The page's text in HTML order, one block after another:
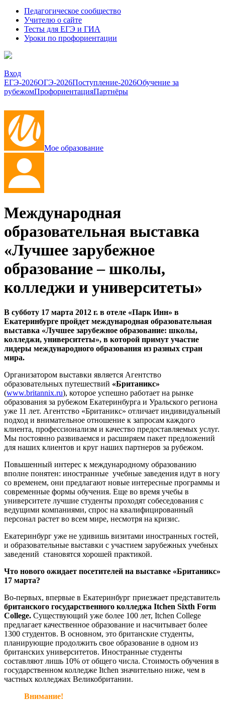
Педагогическое сообщество
Учителю о сайте
Тесты для ЕГЭ и ГИА
Уроки по профориентации
Вход
ЕГЭ-2026ОГЭ-2026Поступление-2026Обучение за
рубежомПрофориентацияПартнёры
Мое образование
Международная
образовательная выставка
«Лучшее зарубежное
образование – школы,
колледжи и университеты»
В субботу 17 марта 2012 г. в отеле «Парк Инн» в
Екатеринбурге пройдет международная образовательная
выставка «Лучшее зарубежное образование: школы,
колледжи, университеты», в которой примут участие
лидеры международного образования из разных стран
мира.
Организатором выставки является Агентство
образовательных путешествий «Британикс»
(www.britannix.ru), которое успешно работает на рынке
образования за рубежом Екатеринбурга и Уральского региона
уже 11 лет. Агентство «Британикс» отличает индивидуальный
подход и внимательное отношение к запросам каждого
клиента, профессионализм и качество предоставляемых услуг.
Мы постоянно развиваемся и расширяем пакет предложений
для наших клиентов и круг наших партнеров за рубежом.
Повышенный интерес к международному образованию
вполне понятен: иностранные учебные заведения идут в ногу
со временем, они предлагают новые интересные программы и
современные формы обучения. Еще во время учебы в
университете лучшие студенты проходят собеседования с
ведущими компаниями, спрос на квалифицированный
персонал растет во всем мире, несмотря на кризис.
Екатеринбург уже не удивишь визитами иностранных гостей,
и образовательные выставки с участием зарубежных учебных
заведений становятся хорошей практикой.
Что нового ожидает посетителей на выставке «Британикс»
17 марта?
Во-первых, впервые в Екатеринбург приезжает представитель
британского государственного колледжа Itchen Sixth Form
College. Существующий уже более 100 лет, Itchen College
предлагает качественное образование и насчитывает более
1300 студентов. В основном, это британские студенты,
планирующие продолжить свое образование в одном из
британских университетов. Иностранные студенты
составляют лишь 10% от общего числа. Стоимость обучения в
государственном колледже Itchen значительно ниже, чем в
частных колледжах Великобритании.
Внимание!